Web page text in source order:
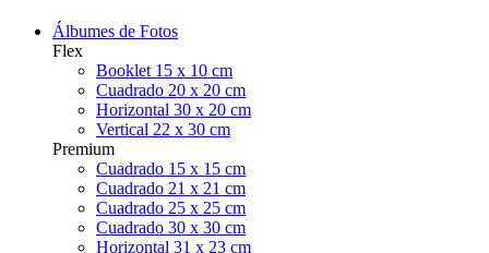
Álbumes de Fotos
Flex
Booklet 15 x 10 cm
Cuadrado 20 x 20 cm
Horizontal 30 x 20 cm
Vertical 22 x 30 cm
Premium
Cuadrado 15 x 15 cm
Cuadrado 21 x 21 cm
Cuadrado 25 x 25 cm
Cuadrado 30 x 30 cm
Horizontal 31 x 23 cm